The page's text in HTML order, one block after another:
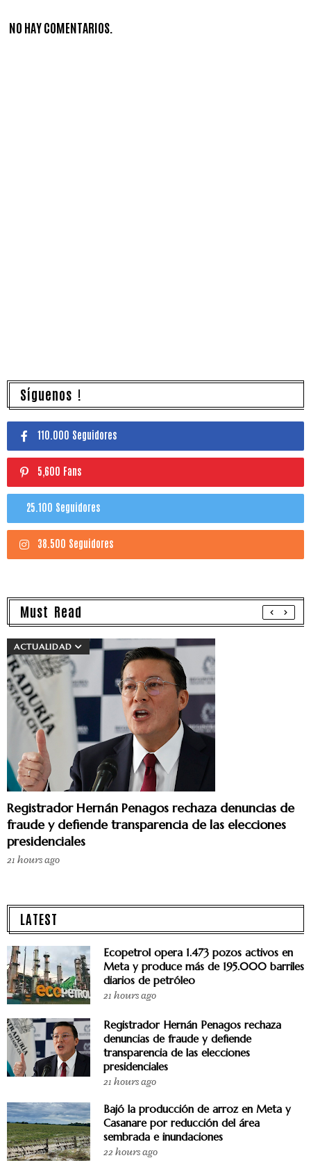
NO HAY COMENTARIOS.
Síguenos !
110.000 Seguidores
5,600 Fans
25.100 Seguidores
38.500 Seguidores
Must Read
ACTUALIDAD
Registrador Hernán Penagos rechaza denuncias de
fraude y defiende transparencia de las elecciones
presidenciales
21 hours ago
LATEST
Ecopetrol opera 1.473 pozos activos en
Meta y produce más de 195.000 barriles
diarios de petróleo
21 hours ago
Registrador Hernán Penagos rechaza
denuncias de fraude y defiende
transparencia de las elecciones
presidenciales
21 hours ago
Bajó la producción de arroz en Meta y
Casanare por reducción del área
sembrada e inundaciones
22 hours ago